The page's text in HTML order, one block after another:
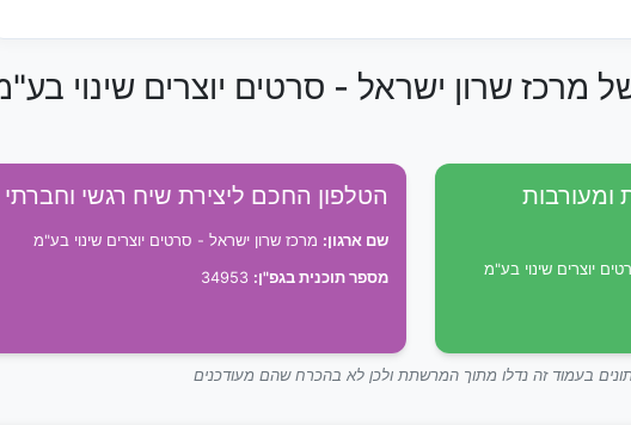
מרכז שרון ישראל - סרטים יוצרים שינוי
ומעורבות
יוצרים שינוי בע"מ
הטלפון החכם ליצירת שיח רגשי וחברתי
שם ארגון: מרכז שרון ישראל - סרטים יוצרים שינוי בע"מ
מספר תוכנית בגפ"ן:
בעמוד זה נדלו מתוך המרשתת ולכן לא בהכרח שהם מעודכנים